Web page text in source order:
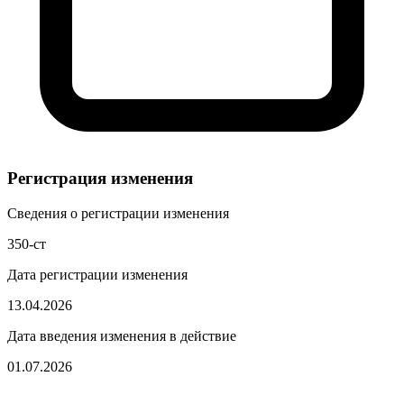
Регистрация изменения
Сведения о регистрации изменения
350-ст
Дата регистрации изменения
13.04.2026
Дата введения изменения в действие
01.07.2026